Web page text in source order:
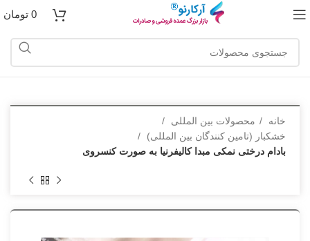
0 تومان
خانه
محصولات بین المللی
خشکبار (تامین کنندگان بین المللی)
بادام درختی نمکی مبدا کالیفرنیا به صورت کنسروی